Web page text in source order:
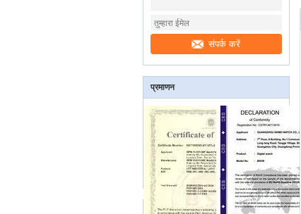
संपर्क करें
प्रमाणन